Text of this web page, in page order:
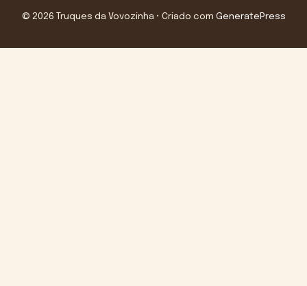
© 2026 Truques da Vovozinha • Criado com GeneratePress